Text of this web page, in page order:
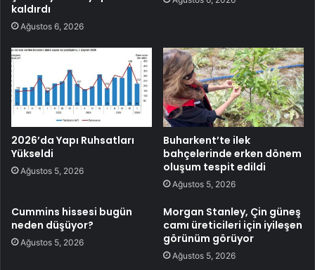
kaldırdı
Ağustos 6, 2026
2026’da Yapı Ruhsatları
Yükseldi
Ağustos 5, 2026
Buharkent’te ilek
bahçelerinde erken dönem
oluşum tespit edildi
Ağustos 5, 2026
Cummins hissesi bugün
neden düşüyor?
Ağustos 5, 2026
Morgan Stanley, Çin güneş
camı üreticileri için iyileşen
görünüm görüyor
Ağustos 5, 2026